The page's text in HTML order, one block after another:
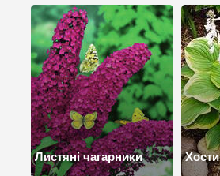
Листяні чагарники Хости